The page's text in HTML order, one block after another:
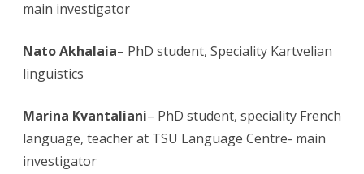
main investigator
Nato Akhalaia– PhD student, Speciality Kartvelian
linguistics
Marina Kvantaliani– PhD student, speciality French
language, teacher at TSU Language Centre- main
investigator